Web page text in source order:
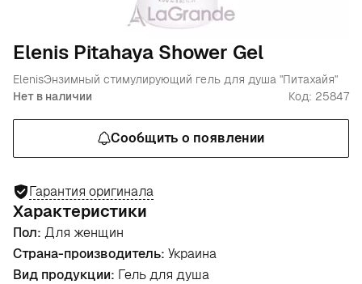
Elenis Pitahaya Shower Gel
ElenisЭнзимный стимулирующий гель для душа "Питахайя"
Нет в наличии
Код: 25847
Сообщить о появлении
Гарантия оригинала
Характеристики
Пол: Для женщин
Страна-производитель: Украина
Вид продукции: Гель для душа